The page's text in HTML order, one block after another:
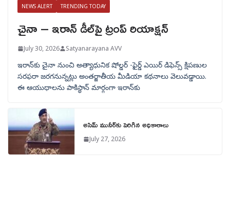
NEWS ALERT
TRENDING TODAY
చైనా – ఇరాన్ డీల్‌పై ట్రంప్ రియాక్షన్
July 30, 2026 Satyanarayana AVV
ఇరాన్‌కు చైనా నుంచి అత్యాధునిక షోల్డర్‌ -ఫైర్డ్ ఎయిర్ డిఫెన్స్ క్షిపణుల
సరఫరా జరగనున్నట్లు అంతర్జాతీయ మీడియా కథనాలు వెలువడ్డాయి.
ఈ ఆయుధాలను పాకిస్థాన్‌ మార్గంగా ఇరాన్‌కు
అసిమ్ మునీర్‌కు పెరిగిన అధికారాలు
July 27, 2026